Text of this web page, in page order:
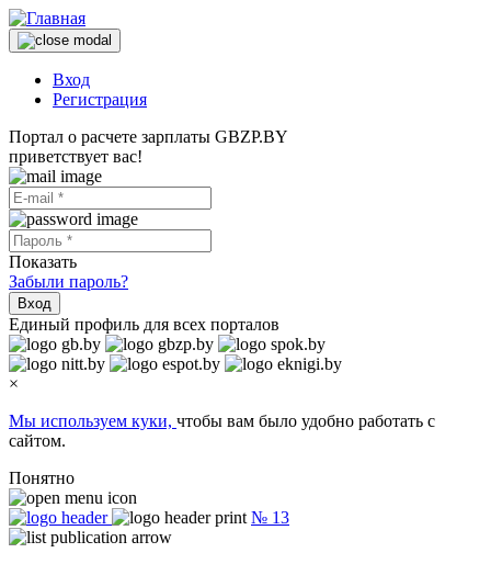
Вход
Регистрация
Портал о расчете зарплаты GBZP.BY
приветствует вас!
Показать
Забыли пароль?
Вход
Единый профиль для всех порталов
×
Мы используем куки, чтобы вам было удобно работать с
сайтом.
Понятно
№ 13